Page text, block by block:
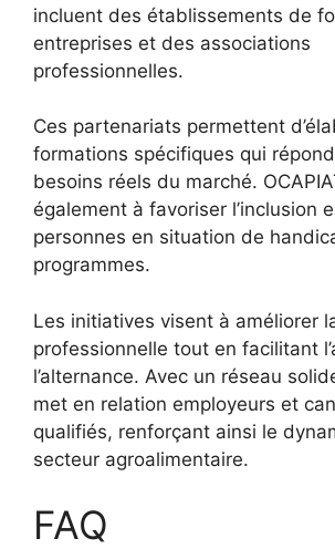
incluent des établissements de
entreprises et des associations
professionnelles.
Ces partenariats permettent
formations spécifiques qui
besoins réels du marché.
également à favoriser l’inclusion
personnes en situation de
programmes.
Les initiatives visent à améliorer
professionnelle tout en facilitant
l’alternance. Avec un réseau
met en relation employeurs et
qualifiés, renforçant ainsi le
secteur agroalimentaire.
FAQ